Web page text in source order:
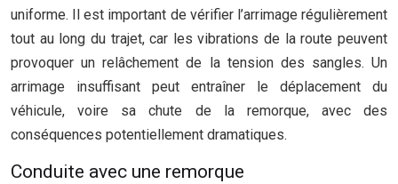
uniforme. Il est important de vérifier l’arrimage régulièrement
tout au long du trajet, car les vibrations de la route peuvent
provoquer un relâchement de la tension des sangles. Un
arrimage insuffisant peut entraîner le déplacement du
véhicule, voire sa chute de la remorque, avec des
conséquences potentiellement dramatiques.
Conduite avec une remorque